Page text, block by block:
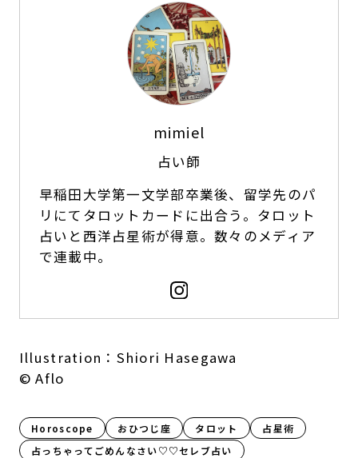
mimiel
占い師
早稲田大学第一文学部卒業後、留学先のパ
リにてタロットカードに出合う。タロット
占いと西洋占星術が得意。数々のメディア
で連載中。
Illustration：Shiori Hasegawa
©︎ Aflo
Horoscope おひつじ座 タロット
占星術
占っちゃってごめんなさい♡♡セレブ占い